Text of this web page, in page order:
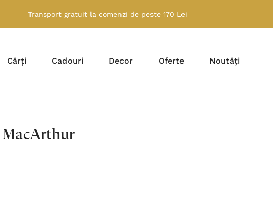
Transport gratuit la comenzi de peste 170 Lei
Cărți Cadouri Decor Oferte Noutăți
MacArthur